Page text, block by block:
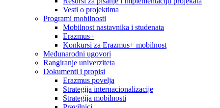
Vesti o projektima
Programi mobilnosti
Mobilnost nastavnika i studenata
Erazmus+
Konkursi za Erazmus+ mobilnost
Međunarodni ugovori
Rangiranje univerziteta
Dokumenti i propisi
Erazmus povelja
Strategija internacionalizacije
Strategija mobilnosti